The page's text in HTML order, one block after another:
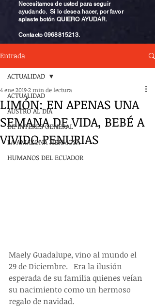
Necesitamos de usted para seguir
ayudando. Si lo desea hacer, por favor
aplaste botón QUIERO AYUDAR.
Contacto0968815213.
Entrada
ACTUALIDAD
AUSTRO AL DÍA
DE INTERÉS GENERAL
LA AMAZONA HERMOSA
HUMANOS DEL ECUADOR
ACTUALIDAD
LIMÓN: EN APENAS UNA
SEMANA DE VIDA, BEBÉ A
VIVIDO PENURIAS
4 ene 20192 min de lectura
Maely Guadalupe, vino al mundo el
29 de Diciembre.   Era la ilusión
esperada de su familia quienes veían
su nacimiento como un hermoso
regalo de navidad.